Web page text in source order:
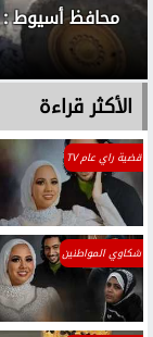
الأكثر قراءة
قضية راي عام TV
شكاوي المواطنين